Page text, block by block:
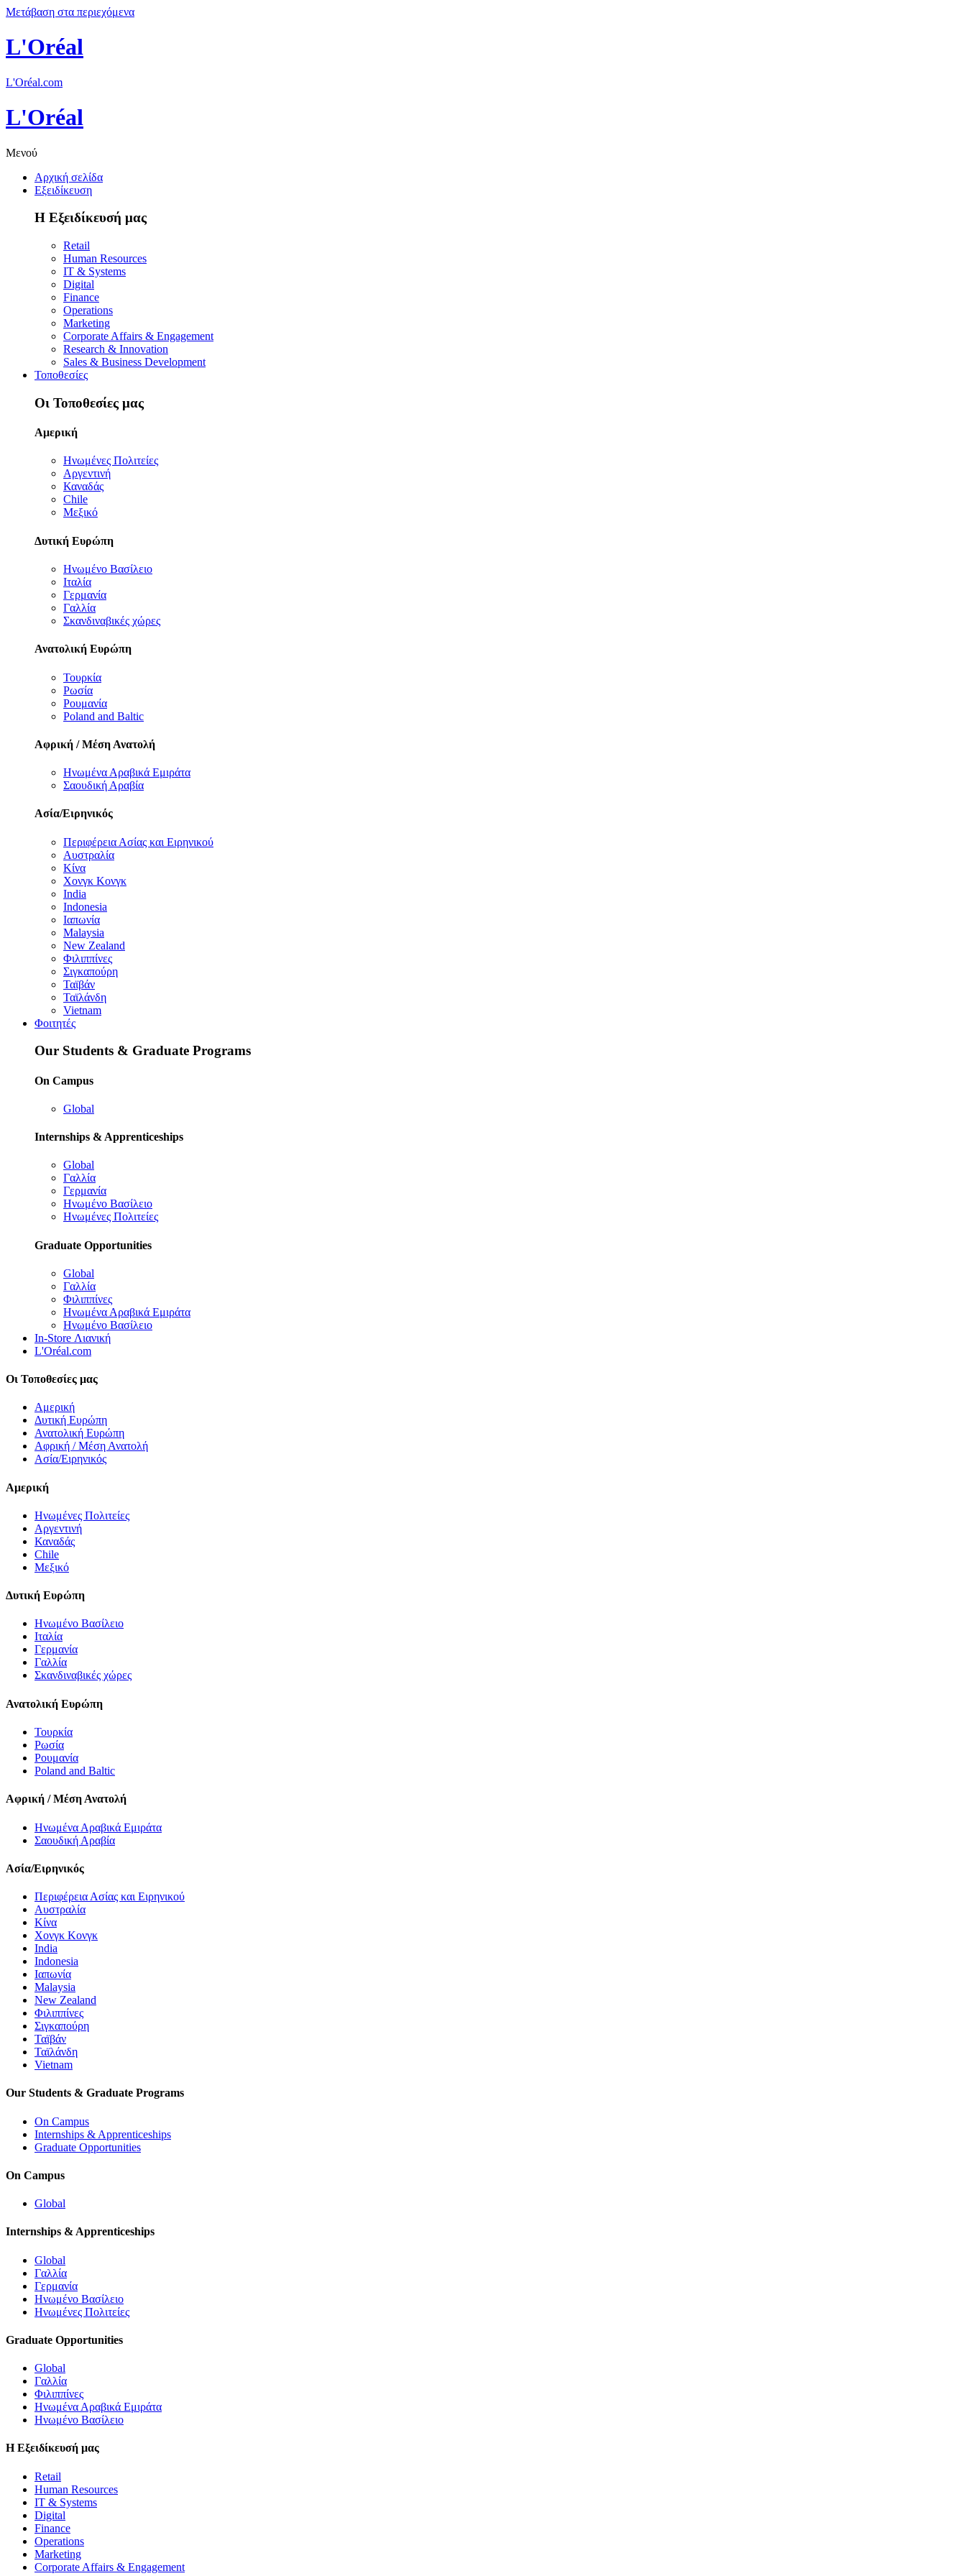
Μετάβαση στα περιεχόμενα
L'Oréal
L'Oréal.com
L'Oréal
Μενού
Αρχική σελίδα
Εξειδίκευση
Η Εξειδίκευσή μας
Retail
Human Resources
IT & Systems
Digital
Finance
Operations
Marketing
Corporate Affairs & Engagement
Research & Innovation
Sales & Business Development
Τοποθεσίες
Οι Τοποθεσίες μας
Αμερική
Ηνωμένες Πολιτείες
Αργεντινή
Καναδάς
Chile
Μεξικό
Δυτική Ευρώπη
Ηνωμένο Βασίλειο
Ιταλία
Γερμανία
Γαλλία
Σκανδιναβικές χώρες
Ανατολική Ευρώπη
Τουρκία
Ρωσία
Ρουμανία
Poland and Baltic
Αφρική / Μέση Ανατολή
Ηνωμένα Αραβικά Εμιράτα
Σαουδική Αραβία
Ασία/Ειρηνικός
Περιφέρεια Ασίας και Ειρηνικού
Αυστραλία
Κίνα
Χονγκ Κονγκ
India
Indonesia
Ιαπωνία
Malaysia
New Zealand
Φιλιππίνες
Σιγκαπούρη
Ταϊβάν
Ταϊλάνδη
Vietnam
Φοιτητές
Our Students & Graduate Programs
On Campus
Global
Internships & Apprenticeships
Global
Γαλλία
Γερμανία
Ηνωμένο Βασίλειο
Ηνωμένες Πολιτείες
Graduate Opportunities
Global
Γαλλία
Φιλιππίνες
Ηνωμένα Αραβικά Εμιράτα
Ηνωμένο Βασίλειο
In-Store Λιανική
L'Oréal.com
Οι Τοποθεσίες μας
Αμερική
Δυτική Ευρώπη
Ανατολική Ευρώπη
Αφρική / Μέση Ανατολή
Ασία/Ειρηνικός
Αμερική
Ηνωμένες Πολιτείες
Αργεντινή
Καναδάς
Chile
Μεξικό
Δυτική Ευρώπη
Ηνωμένο Βασίλειο
Ιταλία
Γερμανία
Γαλλία
Σκανδιναβικές χώρες
Ανατολική Ευρώπη
Τουρκία
Ρωσία
Ρουμανία
Poland and Baltic
Αφρική / Μέση Ανατολή
Ηνωμένα Αραβικά Εμιράτα
Σαουδική Αραβία
Ασία/Ειρηνικός
Περιφέρεια Ασίας και Ειρηνικού
Αυστραλία
Κίνα
Χονγκ Κονγκ
India
Indonesia
Ιαπωνία
Malaysia
New Zealand
Φιλιππίνες
Σιγκαπούρη
Ταϊβάν
Ταϊλάνδη
Vietnam
Our Students & Graduate Programs
On Campus
Internships & Apprenticeships
Graduate Opportunities
On Campus
Global
Internships & Apprenticeships
Global
Γαλλία
Γερμανία
Ηνωμένο Βασίλειο
Ηνωμένες Πολιτείες
Graduate Opportunities
Global
Γαλλία
Φιλιππίνες
Ηνωμένα Αραβικά Εμιράτα
Ηνωμένο Βασίλειο
Η Εξειδίκευσή μας
Retail
Human Resources
IT & Systems
Digital
Finance
Operations
Marketing
Corporate Affairs & Engagement